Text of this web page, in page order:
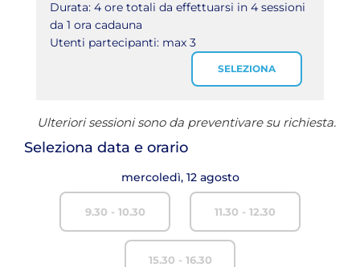
Durata: 4 ore totali da effettuarsi in 4 sessioni
da 1 ora cadauna
Utenti partecipanti: max 3
SELEZIONA
Ulteriori sessioni sono da preventivare su richiesta.
Seleziona data e orario
mercoledì, 12 agosto
9.30 - 10.30 11.30 - 12.30
15.30 - 16.30